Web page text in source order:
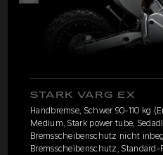
STARK VARG EX
Handbremse, Schwer 90-110 kg
Medium, Stark power tube,
Bremsscheibenschutz nicht
Bremsscheibenschutz,